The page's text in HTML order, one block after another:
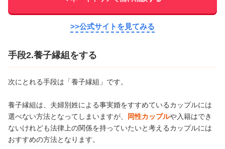
>>公式サイトを見てみる
手段2.養子縁組をする
次にとれる手段は「養子縁組」です。
養子縁組は、夫婦別姓による事実婚をすすめているカップルには
選べない方法となってしまいますが、
同性カップルや入籍はでき
ないけれども法律上の関係を持っていたいと考えるカップルには
おすすめの方法となります。